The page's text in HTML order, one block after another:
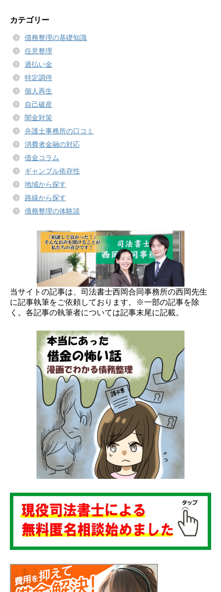
カテゴリー
債務整理の基礎知識
任意整理
過払い金
特定調停
個人再生
自己破産
闇金対策
弁護士事務所の口コミ
消費者金融の対応
借金コラム
ギャンブル依存性
地域から探す
路線から探す
債務整理の体験談
当サイトの記事は、司法書士西岡合同事務所の西岡先生
に記事執筆をご依頼しております。※一部の記事を除
く。各記事の執筆者については記事末尾に記載。